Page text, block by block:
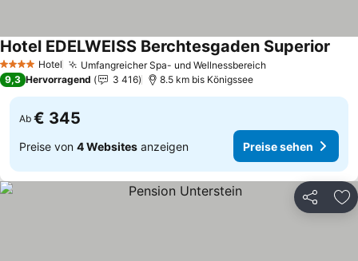
4 Sterne Hotel Umfangreicher Spa- und Wellnessbereich
Hotel EDELWEISS Berchtesgaden Superior
9,3 Hervorragend 3 416 8.5 km bis Königssee
Ab € 345
Preise von 4 Websites anzeigen Preise sehen
Teilen